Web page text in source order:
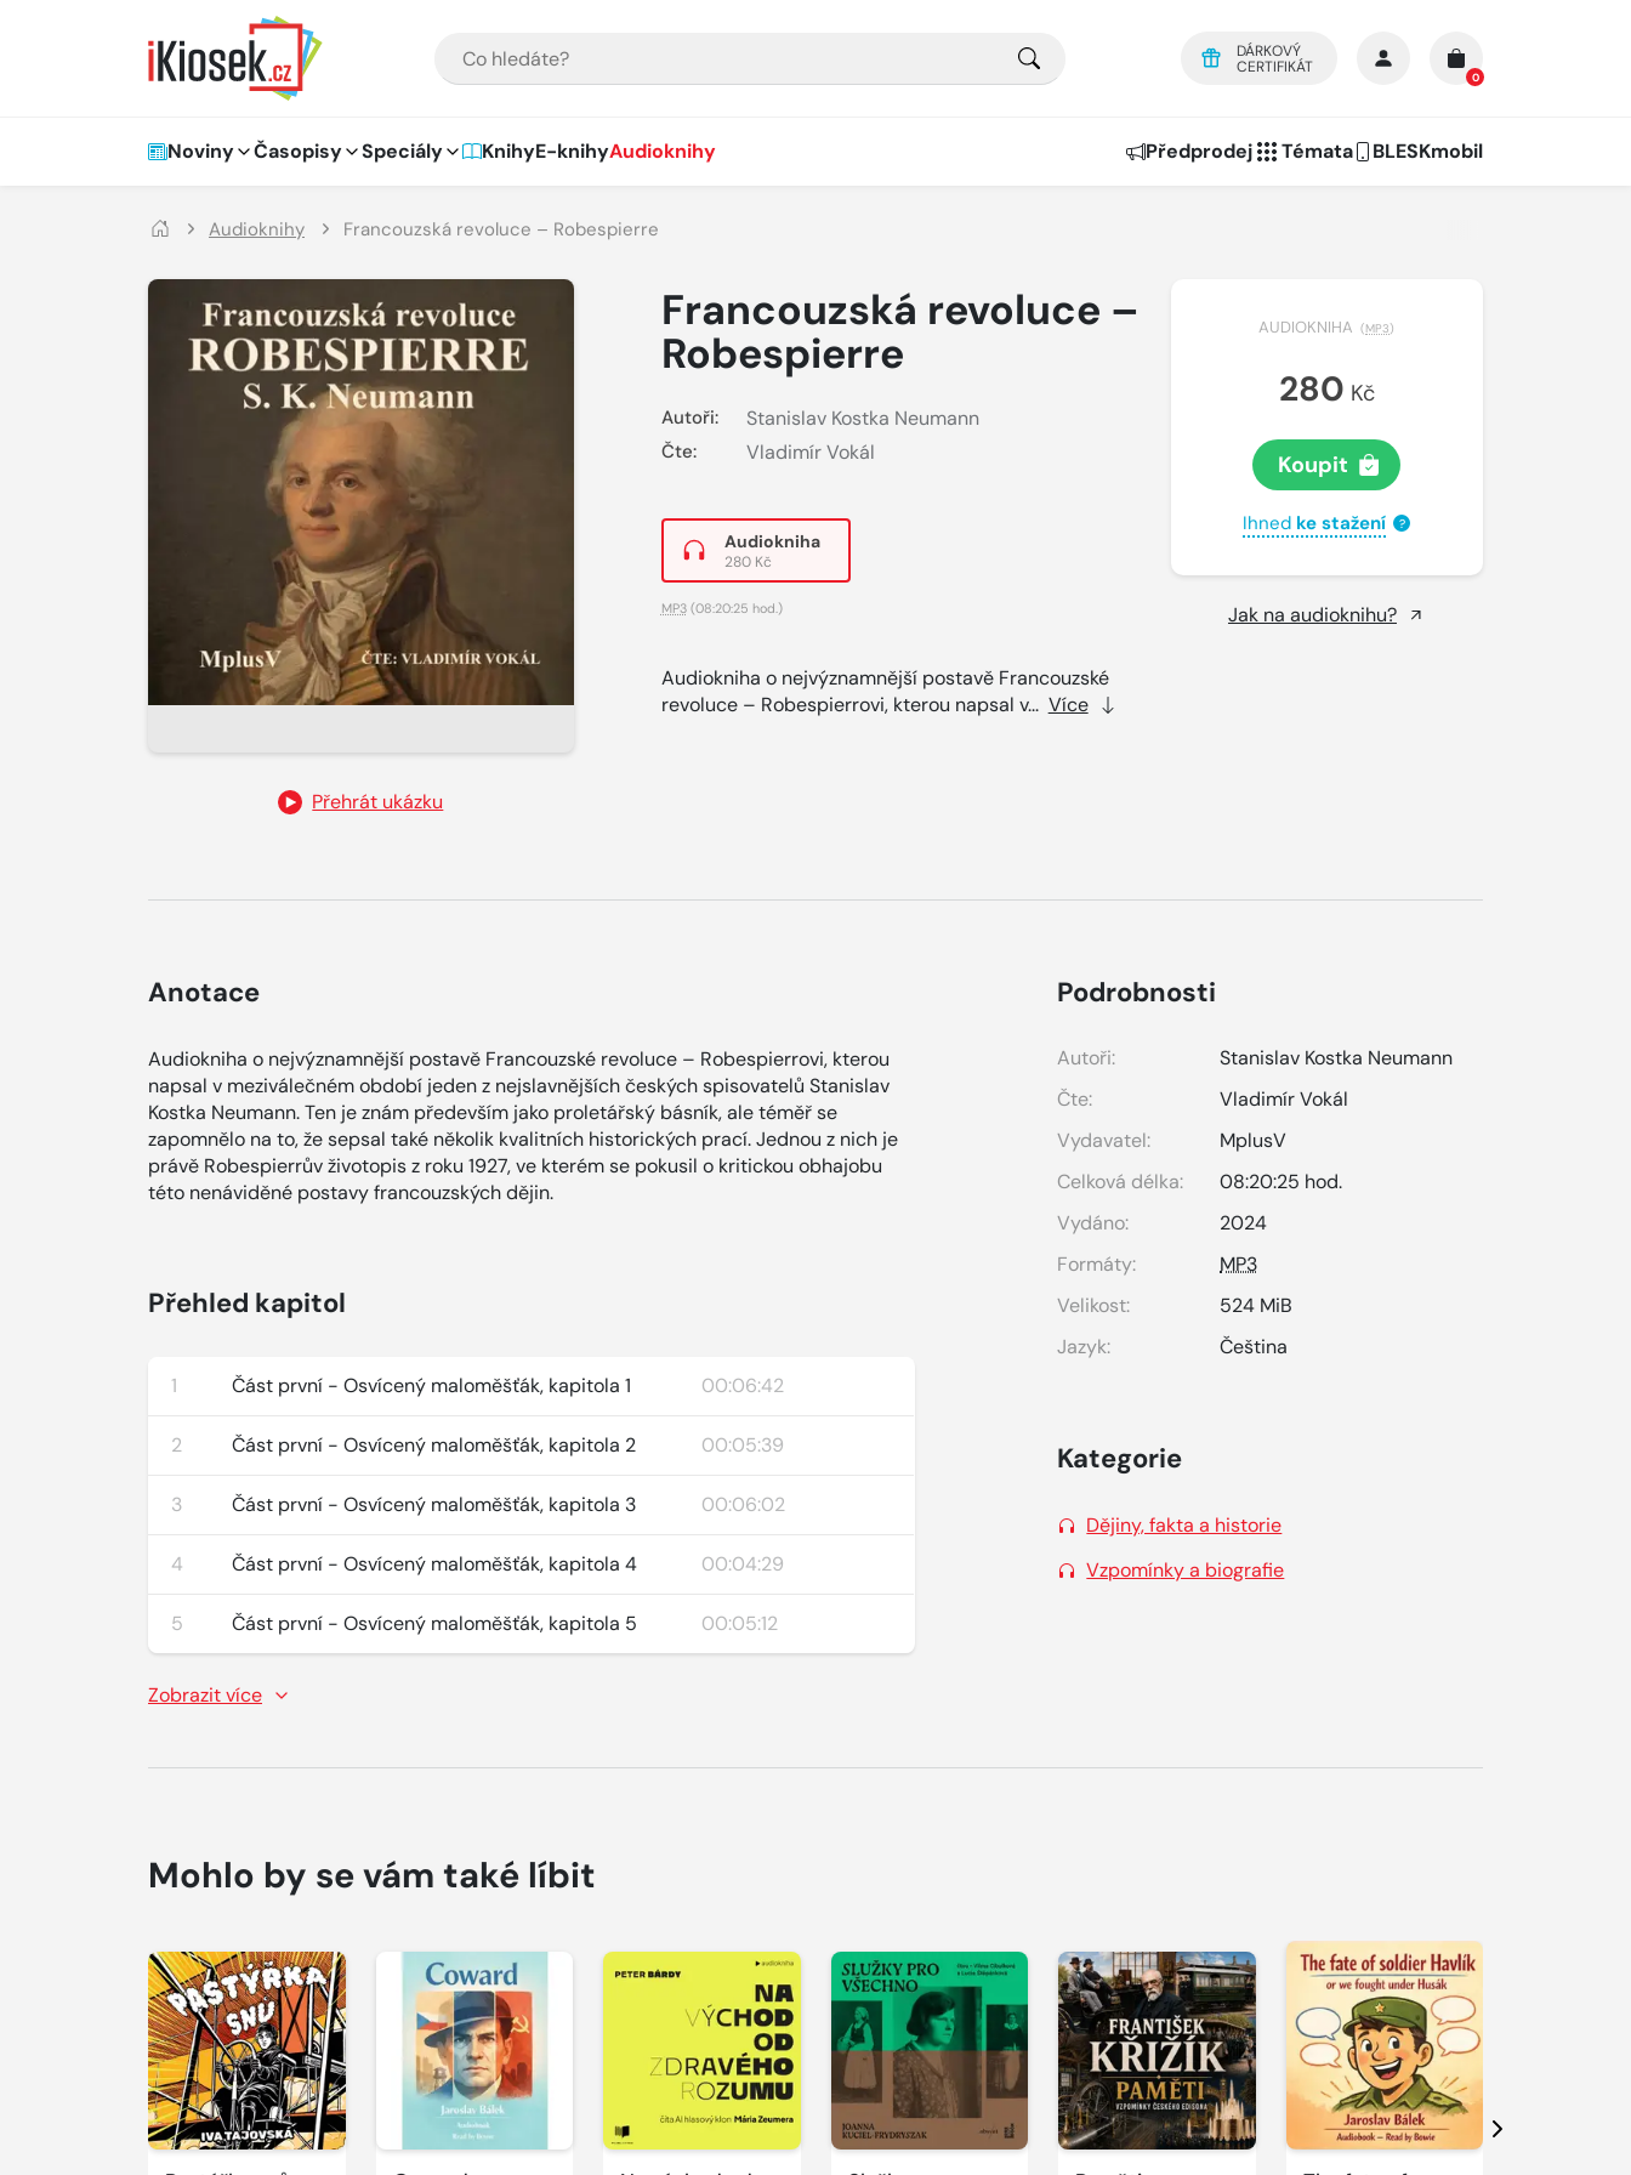
DÁRKOVÝ
CERTIFIKÁT
0
Hlavní navigace
Noviny Časopisy Speciály KnihyE-knihyAudioknihy Předprodej Témata BLESKmobil
Audioknihy Francouzská revoluce – Robespierre
Přehrát ukázku
Francouzská revoluce –
Robespierre
Autoři: Stanislav Kostka Neumann
Čte: Vladimír Vokál
Audiokniha
280 Kč
MP3(08:20:25 hod.)
Audiokniha o nejvýznamnější postavě Francouzské
revoluce – Robespierrovi, kterou napsal v... Více
AUDIOKNIHA (MP3)
280 Kč
Koupit
Ihned ke stažení ?
Jak na audioknihu?
Anotace
Audiokniha o nejvýznamnější postavě Francouzské revoluce – Robespierrovi, kterou
napsal v meziválečném období jeden z nejslavnějších českých spisovatelů Stanislav
Kostka Neumann. Ten je znám především jako proletářský básník, ale téměř se
zapomnělo na to, že sepsal také několik kvalitních historických prací. Jednou z nich je
právě Robespierrův životopis z roku 1927, ve kterém se pokusil o kritickou obhajobu
této nenáviděné postavy francouzských dějin.
Přehled kapitol
1 Část první - Osvícený maloměšťák, kapitola 1 00:06:42
2 Část první - Osvícený maloměšťák, kapitola 2 00:05:39
3 Část první - Osvícený maloměšťák, kapitola 3 00:06:02
4 Část první - Osvícený maloměšťák, kapitola 4 00:04:29
5 Část první - Osvícený maloměšťák, kapitola 5 00:05:12
Zobrazit více
Podrobnosti
Autoři:
Stanislav Kostka Neumann
Čte:
Vladimír Vokál
Vydavatel:
MplusV
Celková délka:
08:20:25 hod.
Vydáno:
2024
Formáty:
MP3
Velikost:
524 MiB
Jazyk:
Čeština
Kategorie
Dějiny, fakta a historie
Vzpomínky a biografie
Mohlo by se vám také líbit
Přehrát
ukázku
Přehrát
ukázku
Přehrát
ukázku
Přehrát
ukázku
Přehrát
ukázku
Další